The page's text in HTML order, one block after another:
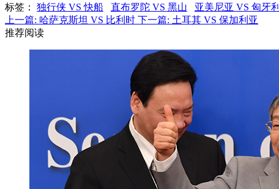
标签 ： 独行侠 VS 快船 直布罗陀 VS 黑山 亚美尼亚 VS 匈牙利
上一篇: 哈萨克斯坦 VS 比利时 下一篇: 土耳其 VS 保加利亚
推荐阅读